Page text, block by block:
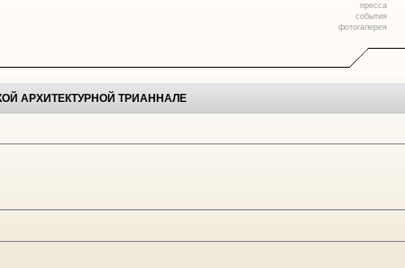
пресса
события
фотогалерея
АРХИТЕКТУРНОЙ ТРИАННАЛЕ